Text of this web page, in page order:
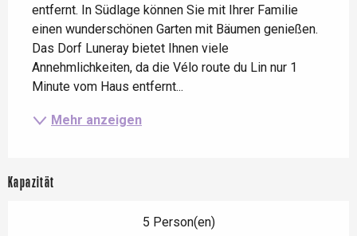
entfernt. In Südlage können Sie mit Ihrer Familie
einen wunderschönen Garten mit Bäumen genießen.
Das Dorf Luneray bietet Ihnen viele
Annehmlichkeiten, da die Vélo route du Lin nur 1
Minute vom Haus entfernt...
Mehr anzeigen
Kapazität
5 Person(en)